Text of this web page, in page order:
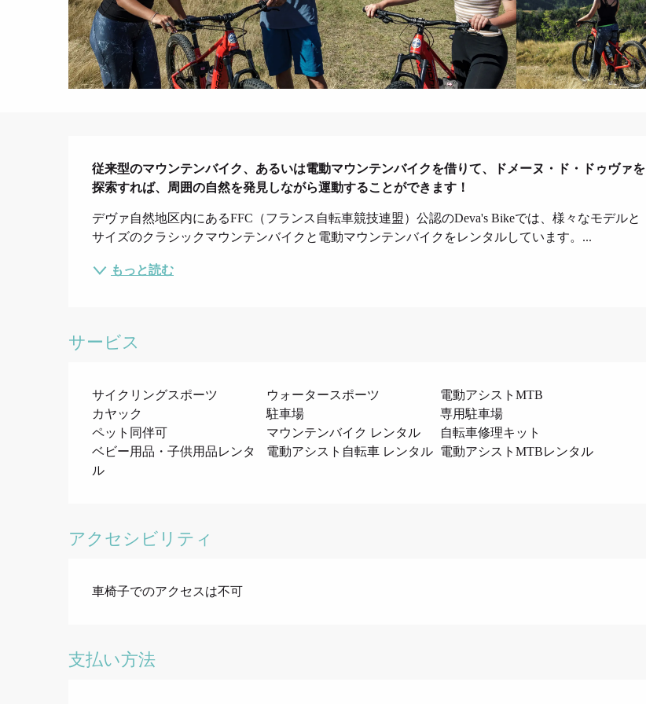
説明
従来型のマウンテンバイク、あるいは電動マウンテンバイクを借りて、ドメーヌ・ド・ドゥヴァを
探索すれば、周囲の自然を発見しながら運動することができます！
デヴァ自然地区内にあるFFC（フランス自転車競技連盟）公認のDeva's Bikeでは、様々なモデルと
サイズのクラシックマウンテンバイクと電動マウンテンバイクをレンタルしています。...
もっと読む
サービス
サイクリングスポーツ ウォータースポーツ
電動アシストMTB
カヤック
駐車場
専用駐車場
ペット同伴可
マウンテンバイク レンタル
自転車修理キット
ベビー用品・子供用品レンタ
ル
電動アシスト自転車 レンタル 電動アシストMTBレンタル
アクセシビリティ
車椅子でのアクセスは不可
支払い方法